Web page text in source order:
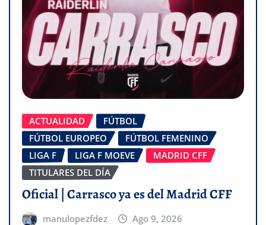
ACTUALIDAD
FÚTBOL
FÚTBOL EUROPEO
FÚTBOL FEMENINO
LIGA F
LIGA F MOEVE
MADRID CFF
TITULARES DEL DÍA
Oficial | Carrasco ya es del Madrid CFF
manulopezfdez Ago 9, 2026